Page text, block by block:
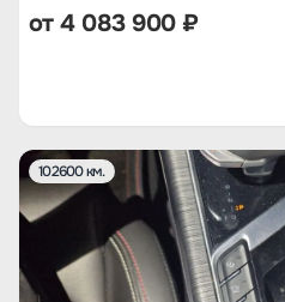
от4 083 900₽
102600 км.